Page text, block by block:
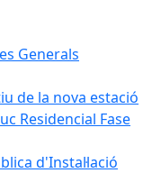
Generals
de la nova estació
Residencial Fase
d'Instal·lació